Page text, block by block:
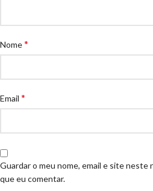
Nome*
Email *
Guardar o meu nome, email e site neste
que eu comentar.